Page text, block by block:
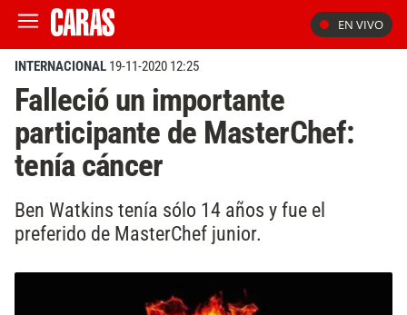
EN VIVO
INTERNACIONAL 19-11-2020 12:25
Falleció un importante
participante de MasterChef:
tenía cáncer
Ben Watkins tenía sólo 14 años y fue el
preferido de MasterChef junior.